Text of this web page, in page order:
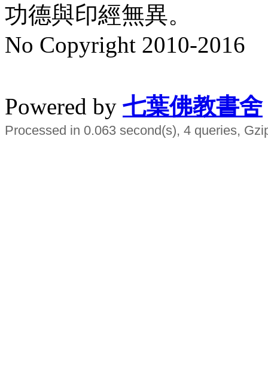
功德與印經無異。
No Copyright 2010-2016
Powered by 七葉佛教書舍
Processed in 0.063 second(s), 4 queries,